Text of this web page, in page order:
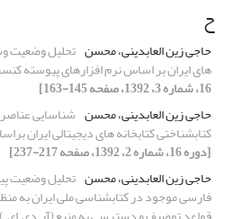
ح
حاجی زین العابدینی، محسن تحلیل وضعیت
های ایران بر اساس نرم افزارهای پیوسته
16، شماره 3، 1392، صفحه 145-163]
حاجی زین العابدینی، محسن شناسایی
کتابشناختی کتابخانه های دیجیتالی ایران
[دوره 16، شماره 2، 1392، صفحه 217-237]
حاجی زین العابدینی، محسن تحلیل وضعیت
فارسی موجود در کتابشناسی ملی ایران به